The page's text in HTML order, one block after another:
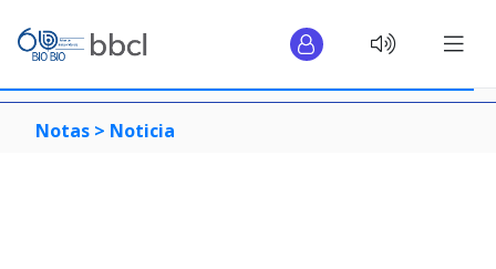
Notas > Noticia